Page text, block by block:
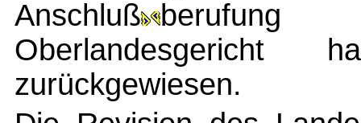
Anschluß
Oberlandesgericht
zurückgewiesen.